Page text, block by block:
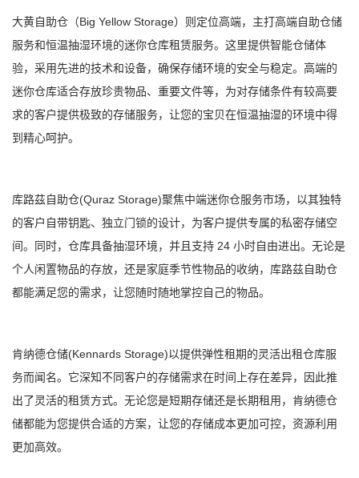
大黄自助仓（Big Yellow Storage）则定位高端，主打高端自助仓储
服务和恒温抽湿环境的迷你仓库租赁服务。这里提供智能仓储体
验，采用先进的技术和设备，确保存储环境的安全与稳定。高端的
迷你仓库适合存放珍贵物品、重要文件等，为对存储条件有较高要
求的客户提供极致的存储服务，让您的宝贝在恒温抽湿的环境中得
到精心呵护。
库路茲自助仓(Quraz Storage)聚焦中端迷你仓服务市场，以其独特
的客户自带钥匙、独立门锁的设计，为客户提供专属的私密存储空
间。同时，仓库具备抽湿环境，并且支持 24 小时自由进出。无论是
个人闲置物品的存放，还是家庭季节性物品的收纳，库路茲自助仓
都能满足您的需求，让您随时随地掌控自己的物品。
肯纳德仓储(Kennards Storage)以提供弹性租期的灵活出租仓库服
务而闻名。它深知不同客户的存储需求在时间上存在差异，因此推
出了灵活的租赁方式。无论您是短期存储还是长期租用，肯纳德仓
储都能为您提供合适的方案，让您的存储成本更加可控，资源利用
更加高效。